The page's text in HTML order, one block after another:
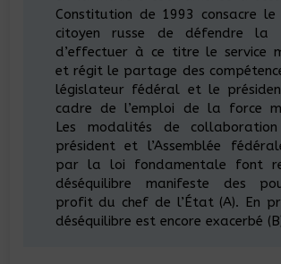
Constitution de 1993 consacre
citoyen russe de défendre la
d’effectuer à ce titre le service
et régit le partage des
législateur fédéral et le
cadre de l’emploi de la force
Les modalités de
président et l’Assemblée
par la loi fondamentale font
déséquilibre manifeste des
profit du chef de l’État (A). En
déséquilibre est encore exacerbé